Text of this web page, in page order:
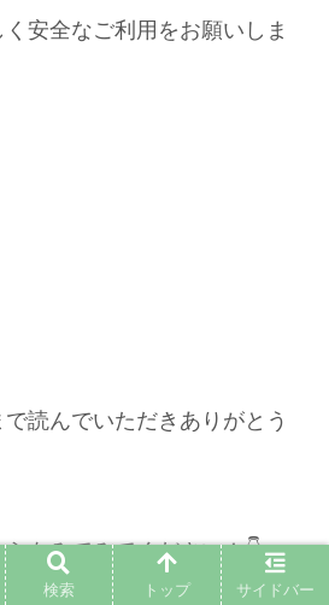
安全なご利用をお願いしま
読んでいただきありがとう
もみてみてください！👇
検索 トップ サイドバー